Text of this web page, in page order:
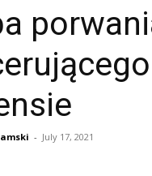
- July 17, 2021